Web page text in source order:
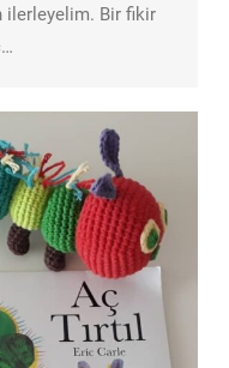
ilerleyelim. Bir fikir